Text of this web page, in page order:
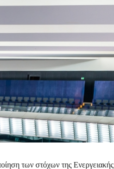
των στόχων της Ενεργειακής